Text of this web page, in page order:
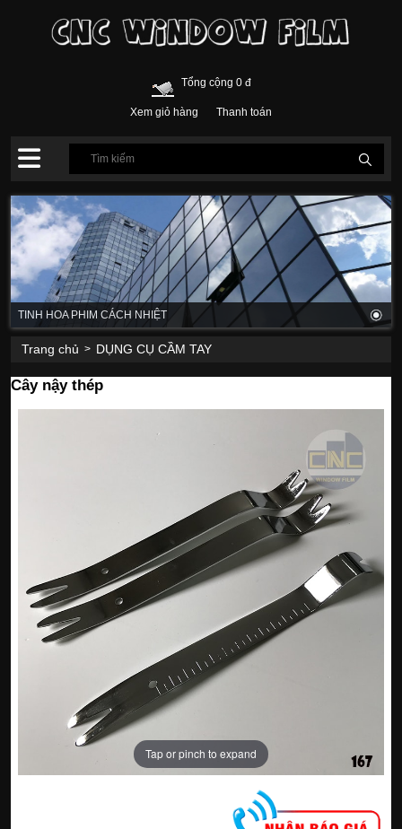
Tổng cộng 0 đ
Xem giỏ hàng Thanh toán
TINH HOA PHIM CÁCH NHIỆT
Trang chủ > DỤNG CỤ CẦM TAY
Cây nậy thép
Tap or pinch to expand